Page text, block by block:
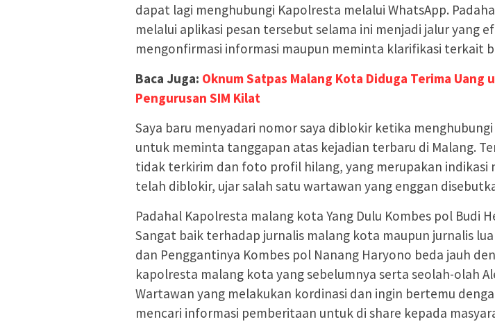
dapat lagi menghubungi Kapolresta melalui WhatsApp.
melalui aplikasi pesan tersebut selama ini menjadi jalur yang
mengonfirmasi informasi maupun meminta klarifikasi terkait
Baca Juga: Oknum Satpas Malang Kota Diduga Terima Uang
Pengurusan SIM Kilat
Saya baru menyadari nomor saya diblokir ketika
untuk meminta tanggapan atas kejadian terbaru di Malang.
tidak terkirim dan foto profil hilang, yang merupakan indikasi
telah diblokir, ujar salah satu wartawan yang enggan
Padahal Kapolresta malang kota Yang Dulu Kombes pol Budi
Sangat baik terhadap jurnalis malang kota maupun jurnalis
dan Penggantinya Kombes pol Nanang Haryono beda jauh
kapolresta malang kota yang sebelumnya serta seolah-olah
Wartawan yang melakukan kordinasi dan ingin bertemu
mencari informasi pemberitaan untuk di share kepada